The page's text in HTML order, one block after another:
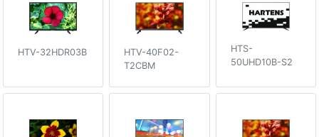
HTV-32HDR03B
HTV-40F02-
T2CBM
HTS-
50UHD10B-S2